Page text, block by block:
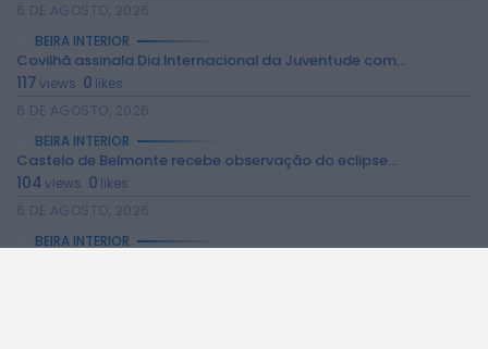
6 DE AGOSTO, 2026
BEIRA INTERIOR
Covilhã assinala Dia Internacional da Juventude com...
117views 0 likes
6 DE AGOSTO, 2026
BEIRA INTERIOR
Castelo de Belmonte recebe observação do eclipse...
104views 0 likes
6 DE AGOSTO, 2026
BEIRA INTERIOR